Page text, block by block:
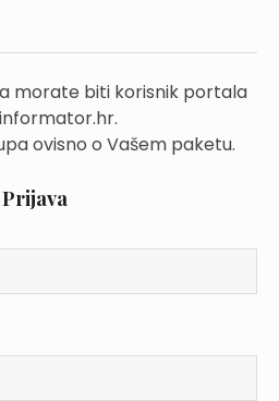
morate biti korisnik portala
ovisno o Vašem paketu.
Prijava